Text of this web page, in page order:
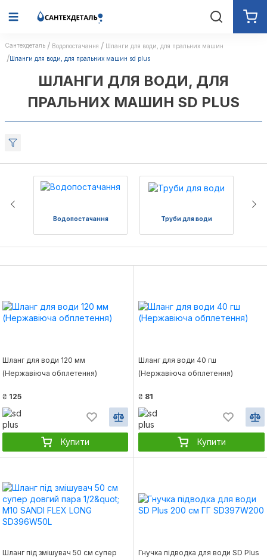
Сантехдеталь Водопостачання
Шланги для води, для пральних машин
Шланги для води, для пральних машин sd plus
ШЛАНГИ ДЛЯ ВОДИ, ДЛЯ
ПРАЛЬНИХ МАШИН SD PLUS
Водопостачання Труби для води
Шланг для води 120 мм
(Нержавіюча обплетення)
₴ 125
Купити
Шланг для води 40 гш
(Нержавіюча обплетення)
₴ 81
Купити
Шланг під змішувач 50 см супер
Гнучка підводка для води SD Plus